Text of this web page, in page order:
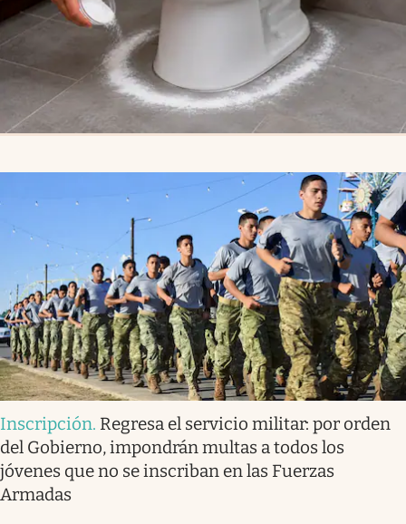
Inscripción. Regresa el servicio militar: por orden
del Gobierno, impondrán multas a todos los
jóvenes que no se inscriban en las Fuerzas
Armadas